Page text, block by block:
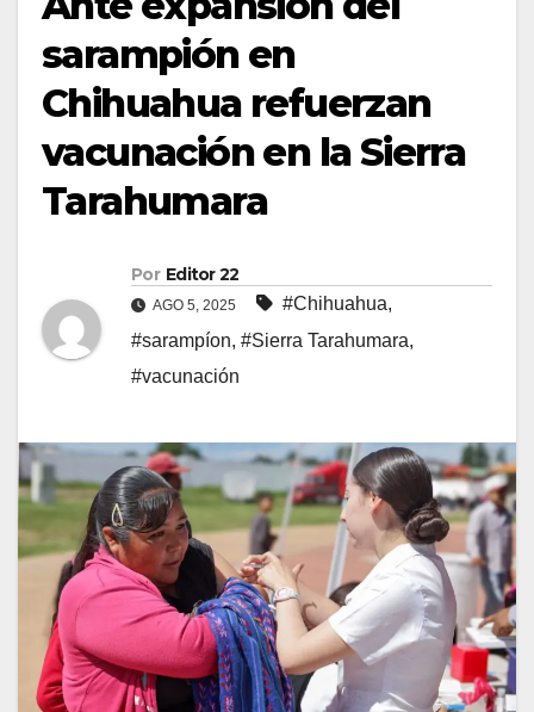
sarampión en
Chihuahua refuerzan
vacunación en la Sierra
Tarahumara
Por Editor 22
AGO 5, 2025 #Chihuahua,
#sarampíon, #Sierra Tarahumara,
#vacunación